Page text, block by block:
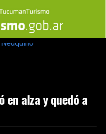
en alza y quedó a